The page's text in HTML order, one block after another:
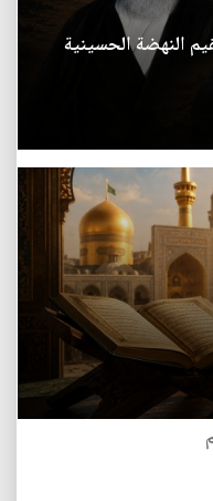
النهضة الحسينية